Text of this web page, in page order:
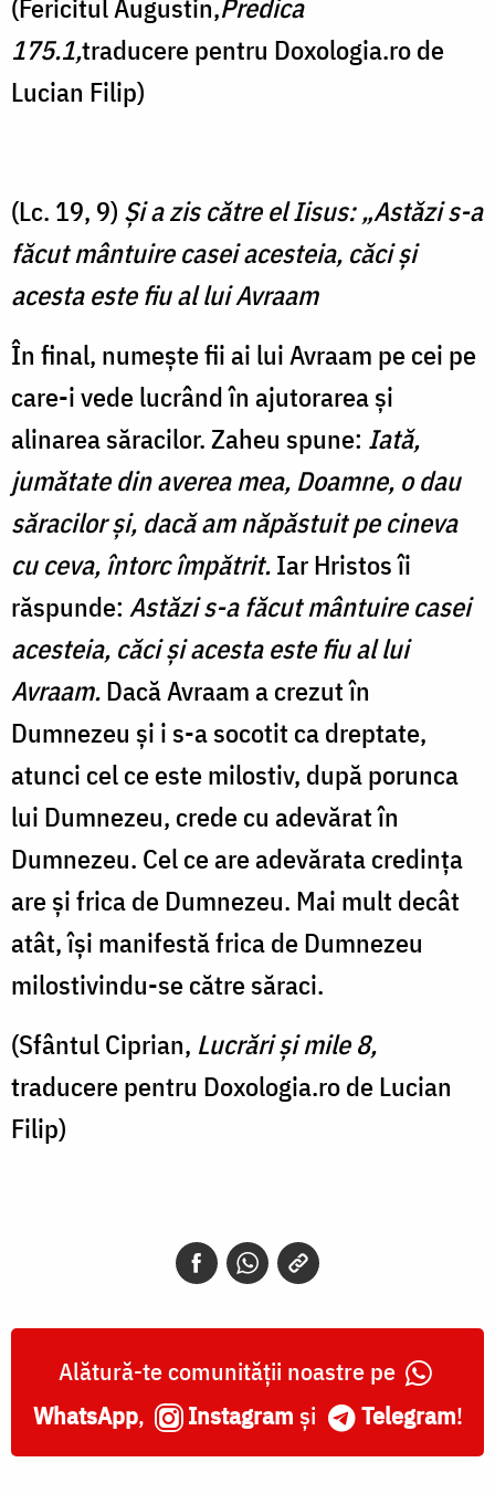
(Fericitul Augustin,Predica
175.1,traducere pentru Doxologia.ro de
Lucian Filip)
(Lc. 19, 9) Şi a zis către el Iisus: „Astăzi s-a
făcut mântuire casei acesteia, căci şi
acesta este fiu al lui Avraam
În final, numește fii ai lui Avraam pe cei pe
care-i vede lucrând în ajutorarea și
alinarea săracilor. Zaheu spune: Iată,
jumătate din averea mea, Doamne, o dau
săracilor şi, dacă am năpăstuit pe cineva
cu ceva, întorc împătrit.Iar Hristos îi
răspunde: Astăzi s-a făcut mântuire casei
acesteia, căci şi acesta este fiu al lui
Avraam.Dacă Avraam a crezut în
Dumnezeu și i s-a socotit ca dreptate,
atunci cel ce este milostiv, după porunca
lui Dumnezeu, crede cu adevărat în
Dumnezeu. Cel ce are adevărata credința
are și frica de Dumnezeu. Mai mult decât
atât, își manifestă frica de Dumnezeu
milostivindu-se către săraci.
(Sfântul Ciprian, Lucrări și mile 8,
traducere pentru Doxologia.ro de Lucian
Filip)
Alătură-te comunității noastre pe
WhatsApp, Instagram și Telegram!